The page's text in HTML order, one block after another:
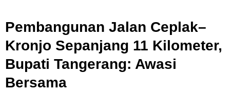
Pembangunan Jalan Ceplak–
Kronjo Sepanjang 11 Kilometer,
Bupati Tangerang: Awasi
Bersama